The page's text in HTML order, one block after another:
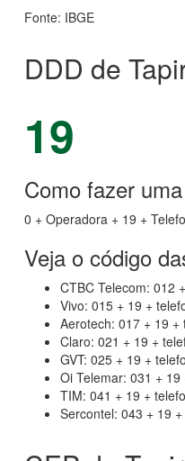
Fonte: IBGE
DDD de
19
Como fazer
0 + Operadora + 19 +
Veja o código
CTBC Telecom: 012
Vivo: 015 + 19 +
Aerotech: 017 + 19 +
Claro: 021 + 19 +
GVT: 025 + 19 +
Oi Telemar: 031 + 19
TIM: 041 + 19 +
Sercontel: 043 + 19